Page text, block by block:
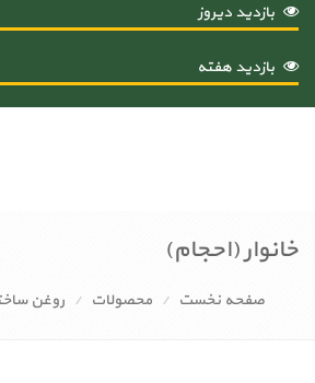
بازدید دیروز
بازدید هفته
خانوار (احجام)
صفحه نخست محصولات روغن